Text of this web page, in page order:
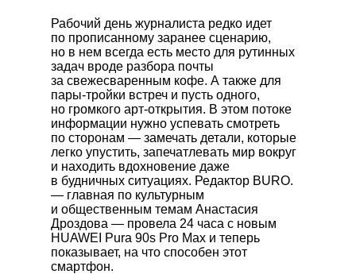
Рабочий день журналиста редко идет
по прописанному заранее сценарию,
но в нем всегда есть место для рутинных
задач вроде разбора почты
за свежесваренным кофе. А также для
пары-тройки встреч и пусть одного,
но громкого арт-открытия. В этом потоке
информации нужно успевать смотреть
по сторонам — замечать детали, которые
легко упустить, запечатлевать мир вокруг
и находить вдохновение даже
в будничных ситуациях. Редактор BURO.
— главная по культурным
и общественным темам Анастасия
Дроздова — провела 24 часа с новым
HUAWEI Pura 90s Pro Max и теперь
показывает, на что способен этот
смартфон.